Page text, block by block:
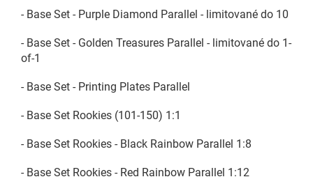
- Base Set - Purple Diamond Parallel - limitované do 10
- Base Set - Golden Treasures Parallel - limitované do 1-
of-1
- Base Set - Printing Plates Parallel
- Base Set Rookies (101-150) 1:1
- Base Set Rookies - Black Rainbow Parallel 1:8
- Base Set Rookies - Red Rainbow Parallel 1:12